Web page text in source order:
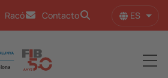
Racó Contacto ES